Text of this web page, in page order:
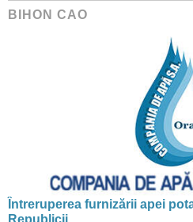
BIHON CAO
Întreruperea furnizării apei